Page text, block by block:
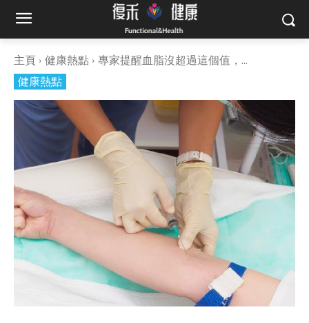
主頁 健康熱點 專家提醒血脂沒超過這個值，...
健康熱點